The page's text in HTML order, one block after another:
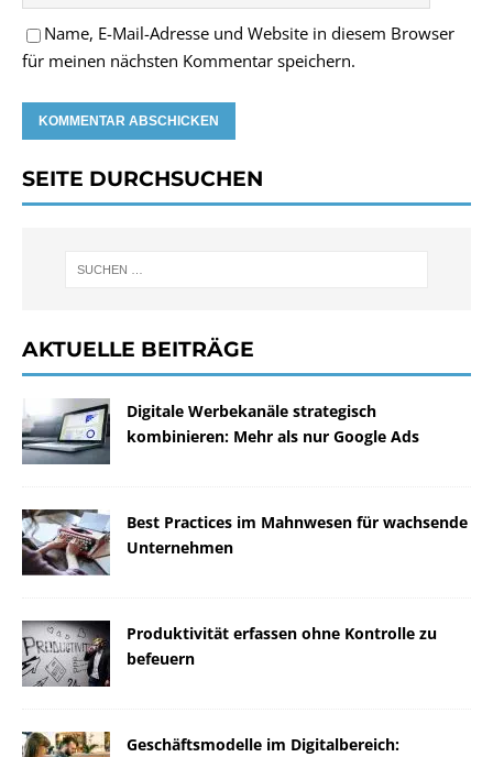
Name, E-Mail-Adresse und Website in diesem Browser
für meinen nächsten Kommentar speichern.
SEITE DURCHSUCHEN
AKTUELLE BEITRÄGE
Digitale Werbekanäle strategisch
kombinieren: Mehr als nur Google Ads
Best Practices im Mahnwesen für wachsende
Unternehmen
Produktivität erfassen ohne Kontrolle zu
befeuern
Geschäftsmodelle im Digitalbereich: